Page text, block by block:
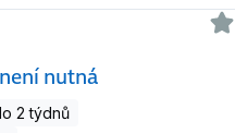
nutná
2 týdnů